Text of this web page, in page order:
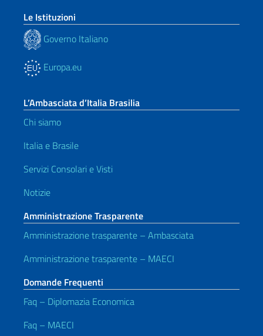
Le Istituzioni
Governo Italiano
Europa.eu
L’Ambasciata d’Italia Brasilia
Chi siamo
Italia e Brasile
Servizi Consolari e Visti
Notizie
Amministrazione Trasparente
Amministrazione trasparente – Ambasciata
Amministrazione trasparente – MAECI
Domande Frequenti
Faq – Diplomazia Economica
Faq – MAECI